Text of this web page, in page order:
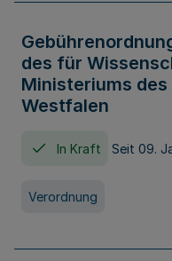
des für
Ministeriums
Westfalen
In Kraft Seit 09.
Verordnung